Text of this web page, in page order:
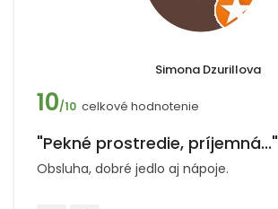
Simona Dzurillova
10/10 celkové hodnotenie
"Pekné prostredie, príjemná..."
Obsluha, dobré jedlo aj nápoje.